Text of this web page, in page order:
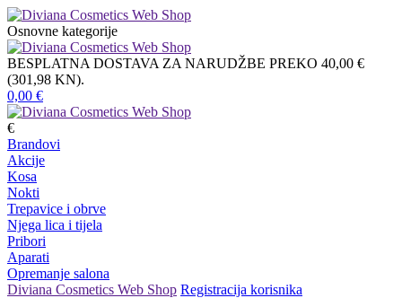
Osnovne kategorije
BESPLATNA DOSTAVA ZA NARUDŽBE PREKO 40,00 €
(301,98 KN).
0,00 €
€
Brandovi
Akcije
Kosa
Nokti
Trepavice i obrve
Njega lica i tijela
Pribori
Aparati
Opremanje salona
Diviana Cosmetics Web Shop Registracija korisnika